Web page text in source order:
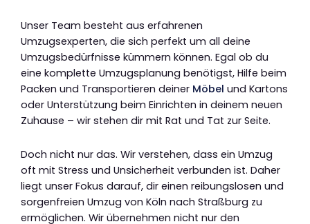
Unser Team besteht aus erfahrenen
Umzugsexperten, die sich perfekt um all deine
Umzugsbedürfnisse kümmern können. Egal ob du
eine komplette Umzugsplanung benötigst, Hilfe beim
Packen und Transportieren deiner Möbel und Kartons
oder Unterstützung beim Einrichten in deinem neuen
Zuhause – wir stehen dir mit Rat und Tat zur Seite.
Doch nicht nur das. Wir verstehen, dass ein Umzug
oft mit Stress und Unsicherheit verbunden ist. Daher
liegt unser Fokus darauf, dir einen reibungslosen und
sorgenfreien Umzug von Köln nach Straßburg zu
ermöglichen. Wir übernehmen nicht nur den